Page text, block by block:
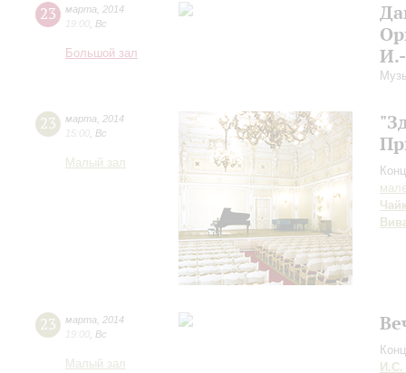
23 марта
2014
19:00 Вс
Большой зал
23 марта
2014
15:00 Вс
Малый зал
23 марта
2014
19:00 Вс
Малый зал
И.С.